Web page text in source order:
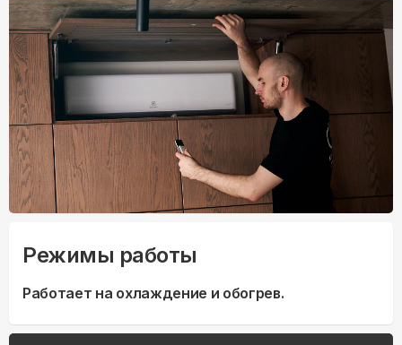
Режимы работы
Работает на охлаждение и обогрев.